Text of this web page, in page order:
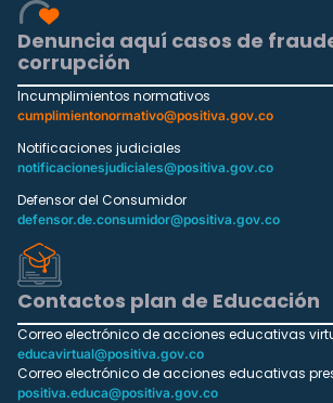
Denuncia aquí casos de
corrupción
Incumplimientos normativos
cumplimientonormativo@positiva.gov.co
Notificaciones judiciales
notificacionesjudiciales@positiva.gov.co
Defensor del Consumidor
defensor.de.consumidor@positiva.gov.co
Contactos plan de Educación
Correo electrónico de acciones educativas
educavirtual@positiva.gov.co
Correo electrónico de acciones educativas
positiva.educa@positiva.gov.co